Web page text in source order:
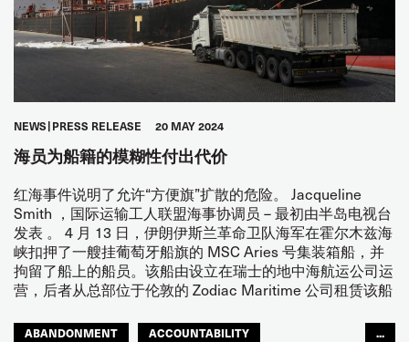
NEWS PRESS RELEASE 20 MAY 2024
海员为船籍的模糊性付出代价
红海事件说明了允许“方便旗”扩散的危险。 Jacqueline
Smith ，国际运输工人联盟海事协调员 – 最初由半岛电视台
发表 。 4 月 13 日，伊朗伊斯兰革命卫队海军在霍尔木兹海
峡扣押了一艘挂葡萄牙船旗的 MSC Aries 号集装箱船，并
拘留了船上的船员。该船由设立在瑞士的地中海航运公司运
营，后者从总部位于伦敦的 Zodiac Maritime 公司租赁该船
ABANDONMENT
ACCOUNTABILITY
...